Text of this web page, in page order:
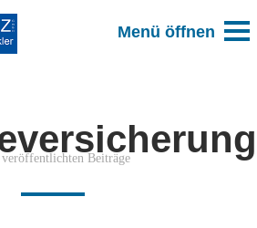
Beiträge